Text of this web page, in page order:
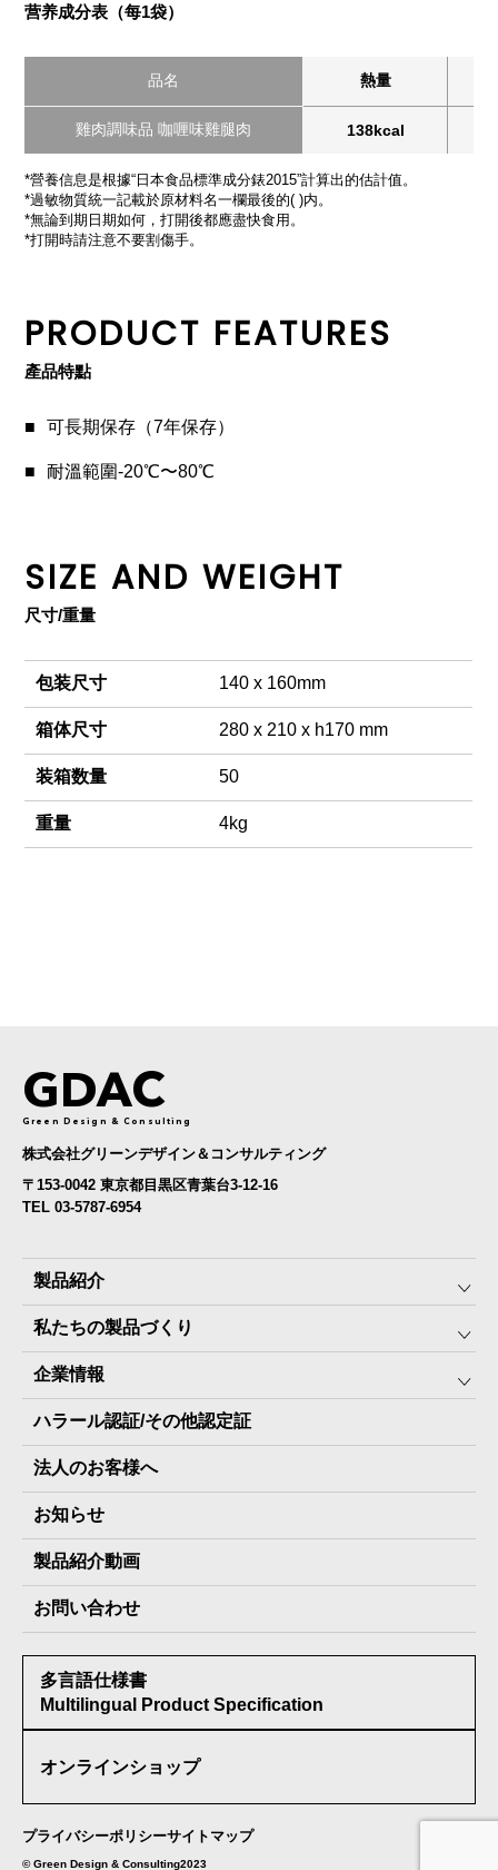
营养成分表（每1袋）
品名 熱量
雞肉調味品 咖喱味雞腿肉 138kcal
*營養信息是根據“日本食品標準成分錶2015”計算出的估計值。
*過敏物質統一記載於原材料名一欄最後的( )内。
*無論到期日期如何，打開後都應盡快食用。
*打開時請注意不要割傷手。
PRODUCT FEATURES
產品特點
可長期保存（7年保存）
耐溫範圍-20℃〜80℃
SIZE AND WEIGHT
尺寸/重量
包装尺寸 140 x 160mm
箱体尺寸 280 x 210 x h170 mm
装箱数量 50
重量 4kg
GDAC
Green Design & Consulting
株式会社グリーンデザイン＆コンサルティング
〒153-0042 東京都目黒区青葉台3-12-16
TEL 03-5787-6954
製品紹介
みんなの保存⾷
The Next Dekade10年保存
The Next Dekade7年保存
JARAペットフード7年保存
その他製品
私たちの製品づくり
SDGSへの取り組み
JARA(ペット⽤防災備蓄⾷)について
地産地消パッケージについて
企業情報
社⻑ご挨拶
スタッフ紹介
会社概要
製品納入実績
情報セキュリティ基本方針
受賞歴
ハラール認証/その他認定証
法人のお客様へ
お知らせ
製品紹介動画
お問い合わせ
多言語仕様書
Multilingual Product Specification
オンラインショップ
プライバシーポリシーサイトマップ
©︎ Green Design & Consulting2023